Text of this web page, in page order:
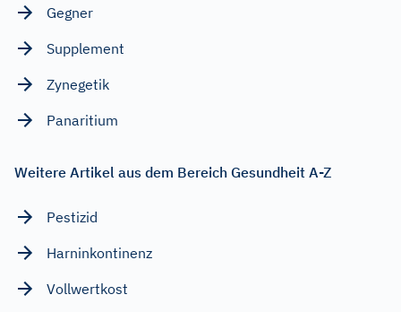
Gegner
Supplement
Zynegetik
Panaritium
Weitere Artikel aus dem Bereich Gesundheit A-Z
Pestizid
Harninkontinenz
Vollwertkost